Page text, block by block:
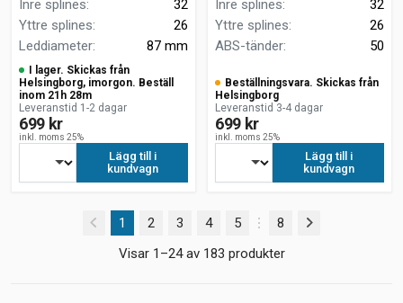
Inre splines:
32
Yttre splines:
26
Leddiameter: 87 mm
I lager. Skickas från
Helsingborg, imorgon. Beställ
inom 21h 28m
Leveranstid 1-2 dagar
699 kr
inkl. moms 25%
Lägg till i
kundvagn
Inre splines:
32
Yttre splines:
26
ABS-tänder: 50
Beställningsvara. Skickas från
Helsingborg
Leveranstid 3-4 dagar
699 kr
inkl. moms 25%
Lägg till i
kundvagn
1 (current)
2 3 4 5
8
Visar 1–24 av 183 produkter